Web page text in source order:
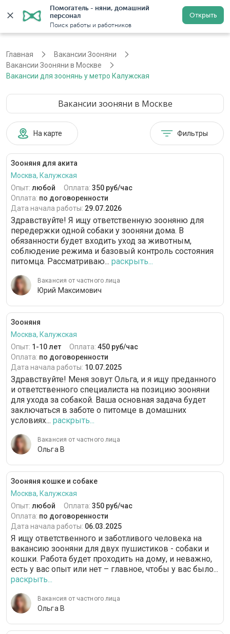
Помогатель - няни, домашний
персонал
Поиск работы и работников
Открыть
Регистрация
Главная
Вакансии Зооняни
Вакансии Зооняни в Москве
Вакансии для зоонянь у метро Калужская
Вакансии зооняни в Москве
На карте Фильтры
Зооняня для акита
Москва, Калужская
Опыт: любой Оплата: 350 руб/час
Оплата: по договоренности
Дата начала работы: 29.07.2026
Здравствуйте! Я ищу ответственную зооняню для
передержки одной собаки у зооняни дома. В
обязанности будет входить уход за животным,
соблюдение режима и базовый контроль состояния
питомца. Рассматриваю... раскрыть...
Вакансия от частного лица
Юрий Максимович
Зооняня
Москва, Калужская
Опыт: 1-10 лет Оплата: 450 руб/час
Оплата: по договоренности
Дата начала работы: 10.07.2025
Здравствуйте! Меня зовут Ольга, и я ищу преданного
и ответственного специалиста на позицию зооняни
для ухода за собакой. Ваша основная задача будет
заключаться в заботе о питомце в домашних
условиях... раскрыть...
Вакансия от частного лица
Ольга В
Зооняня кошке и собаке
Москва, Калужская
Опыт: любой Оплата: 350 руб/час
Оплата: по договоренности
Дата начала работы: 06.03.2025
Я ищу ответственного и заботливого человека на
вакансию зооняни для двух пушистиков - собаки и
кошки. Работа будет проходить на дому, и неважно,
есть у вас опыт или нет – главное, чтобы у вас было...
раскрыть...
Вакансия от частного лица
Ольга В